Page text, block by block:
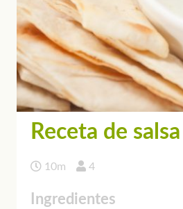
Receta de
10m 4
Ingredientes